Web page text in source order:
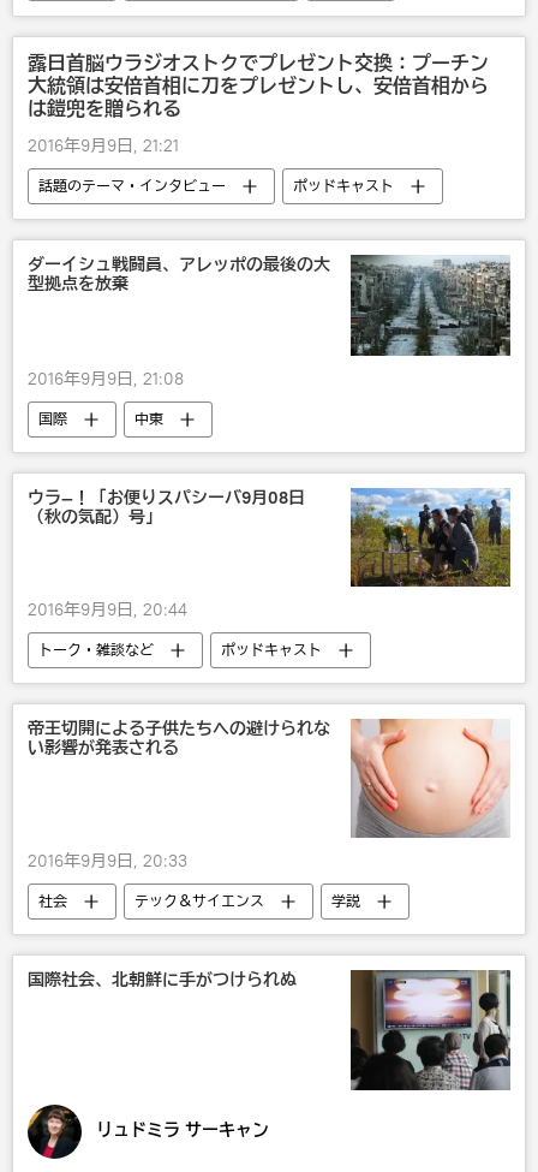
地震
露日首脳ウラジオストクでプレゼント交換：プーチン
大統領は安倍首相に刀をプレゼントし、安倍首相から
は鎧兜を贈られる
2016年9月9日, 21:21
話題のテーマ・インタビュー
ポッドキャスト
国内
露日関係 ロシア
ダーイシュ戦闘員、アレッポの最後の大
型拠点を放棄
2016年9月9日, 21:08
国際
中東
「イスラム国」の脅威と全世界に広がる過激主義
シリア
ウラ―！「お便りスパシーバ9月08日
（秋の気配）号」
2016年9月9日, 20:44
トーク・雑談など ポッドキャスト
帝王切開による子供たちへの避けられな
い影響が発表される
2016年9月9日, 20:33
社会 テック＆サイエンス
学説
米国
国際社会、北朝鮮に手がつけられぬ
リュドミラ サーキャン